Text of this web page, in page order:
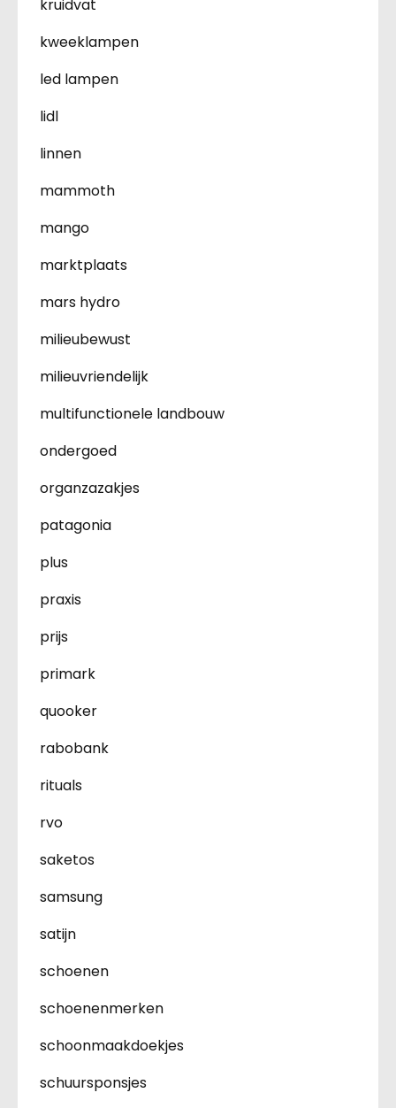
kruidvat
kweeklampen
led lampen
lidl
linnen
mammoth
mango
marktplaats
mars hydro
milieubewust
milieuvriendelijk
multifunctionele landbouw
ondergoed
organzazakjes
patagonia
plus
praxis
prijs
primark
quooker
rabobank
rituals
rvo
saketos
samsung
satijn
schoenen
schoenenmerken
schoonmaakdoekjes
schuursponsjes